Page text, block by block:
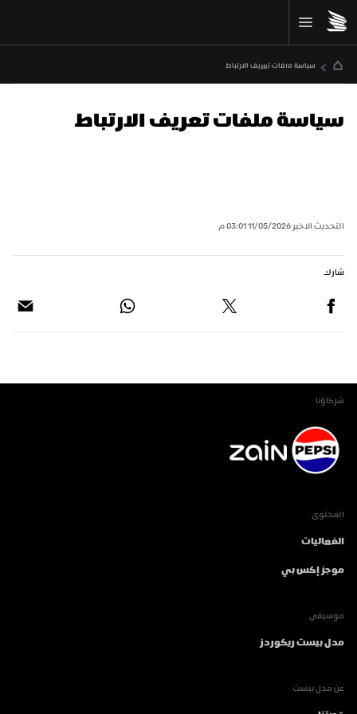
سياسة ملفات تعريف الارتباط
سياسة ملفات تعريف الارتباط
التحديث الاخير11/05/2026 03:01 م
شارك
شركاؤنا
المحتوى
الفعاليات
موجز إكس بي
موسيقى
مدل بيست ريكوردز
عن مدل بيست